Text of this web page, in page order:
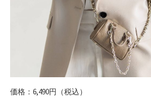
価格：6,490円（税込）